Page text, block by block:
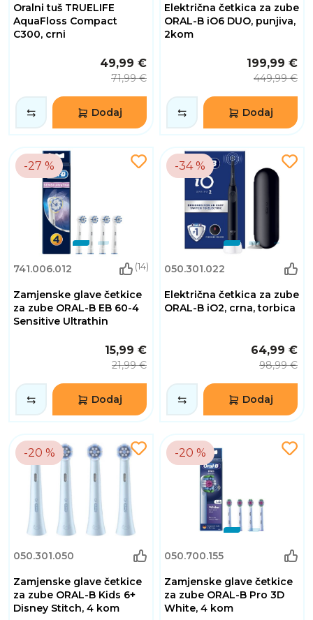
Oralni tuš TRUELIFE
AquaFloss Compact
C300, crni
49,99 €
71,99 €
Dodaj
Električna četkica za zube
ORAL-B iO6 DUO, punjiva,
2kom
199,99 €
449,99 €
Dodaj
-27 %
741.006.012 (14)
Zamjenske glave četkice
za zube ORAL-B EB 60-4
Sensitive Ultrathin
15,99 €
21,99 €
Dodaj
-34 %
050.301.022
Električna četkica za zube
ORAL-B iO2, crna, torbica
64,99 €
98,99 €
Dodaj
-20 %
050.301.050
Zamjenske glave četkice
za zube ORAL-B Kids 6+
Disney Stitch, 4 kom
-20 %
050.700.155
Zamjenske glave četkice
za zube ORAL-B Pro 3D
White, 4 kom